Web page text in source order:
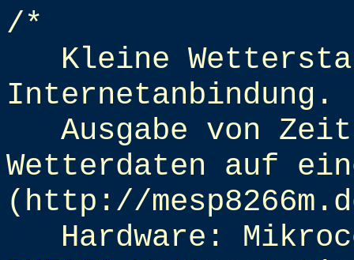
/*
Kleine
Internetanbindung.
Ausgabe von
Wetterdaten auf
(http://
Hardware: